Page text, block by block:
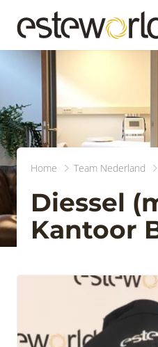
Home Team Nederland
Diessel
Kantoor